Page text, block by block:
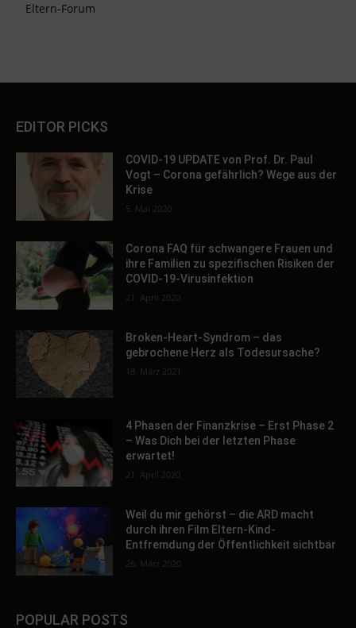
Eltern-Forum
EDITOR PICKS
COVID-19 UPDATE von Prof. Dr. Paul
Vogt – Corona gefährlich? Wege aus der
Krise
5. Mai 2020
Corona FAQ für schwangere Frauen und
ihre Familien zu spezifischen Risiken der
COVID-19-Virusinfektion
21. April 2020
Broken-Heart-Syndrom – das
gebrochene Herz als Todesursache?
18. März 2021
4 Phasen der Finanzkrise – Erst Phase 2
– Was Dich bei der letzten Phase
erwartet!
21. April 2020
Weil du mir gehörst – die ARD macht
durch ihren Film Eltern-Kind-
Entfremdung der Öffentlichkeit sichtbar
26. März 2020
POPULAR POSTS